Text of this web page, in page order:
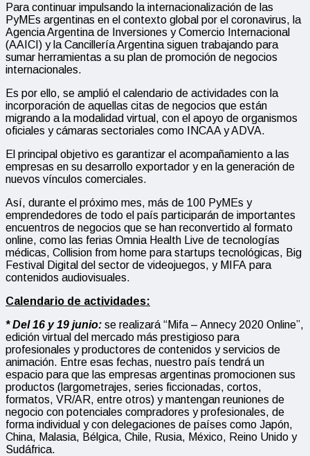
Para continuar impulsando la internacionalización de las
PyMEs argentinas en el contexto global por el coronavirus, la
Agencia Argentina de Inversiones y Comercio Internacional
(AAICI) y la Cancillería Argentina siguen trabajando para
sumar herramientas a su plan de promoción de negocios
internacionales.
Es por ello, se amplió el calendario de actividades con la
incorporación de aquellas citas de negocios que están
migrando a la modalidad virtual, con el apoyo de organismos
oficiales y cámaras sectoriales como INCAA y ADVA.
El principal objetivo es garantizar el acompañamiento a las
empresas en su desarrollo exportador y en la generación de
nuevos vínculos comerciales.
Así, durante el próximo mes, más de 100 PyMEs y
emprendedores de todo el país participarán de importantes
encuentros de negocios que se han reconvertido al formato
online, como las ferias Omnia Health Live de tecnologías
médicas, Collision from home para startups tecnológicas, Big
Festival Digital del sector de videojuegos, y MIFA para
contenidos audiovisuales.
Calendario de actividades:
* Del 16 y 19 junio: se realizará “Mifa – Annecy 2020 Online”,
edición virtual del mercado más prestigioso para
profesionales y productores de contenidos y servicios de
animación. Entre esas fechas, nuestro país tendrá un
espacio para que las empresas argentinas promocionen sus
productos (largometrajes, series ficcionadas, cortos,
formatos, VR/AR, entre otros) y mantengan reuniones de
negocio con potenciales compradores y profesionales, de
forma individual y con delegaciones de países como Japón,
China, Malasia, Bélgica, Chile, Rusia, México, Reino Unido y
Sudáfrica.